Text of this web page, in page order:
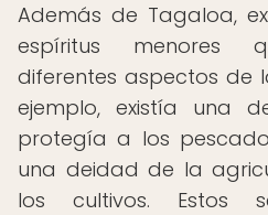
Además de Tagaloa,
espíritus menores
diferentes aspectos de
ejemplo, existía una
protegía a los
una deidad de la
los cultivos. Estos